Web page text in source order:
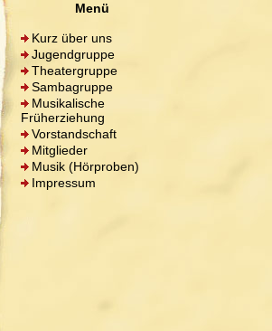
Menü
Kurz über uns
Jugendgruppe
Theatergruppe
Sambagruppe
Musikalische
Früherziehung
Vorstandschaft
Mitglieder
Musik (Hörproben)
Impressum